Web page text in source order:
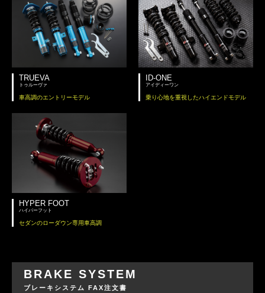
TRUEVA
トゥルーヴァ
車高調のエントリーモデル
ID-ONE
アイディーワン
乗り心地を重視したハイエンドモデル
HYPER FOOT
ハイパーフット
セダンのローダウン専用車高調
BRAKE SYSTEM
ブレーキシステム FAX注文書